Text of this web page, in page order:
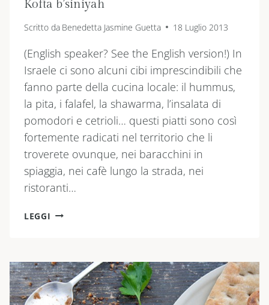
Kofta b’siniyah
Scritto da Benedetta Jasmine Guetta 18 Luglio 2013
(English speaker? See the English version!) In
Israele ci sono alcuni cibi imprescindibili che
fanno parte della cucina locale: il hummus,
la pita, i falafel, la shawarma, l’insalata di
pomodori e cetrioli… questi piatti sono così
fortemente radicati nel territorio che li
troverete ovunque, nei baracchini in
spiaggia, nei cafè lungo la strada, nei
ristoranti…
LEGGI KOFTA